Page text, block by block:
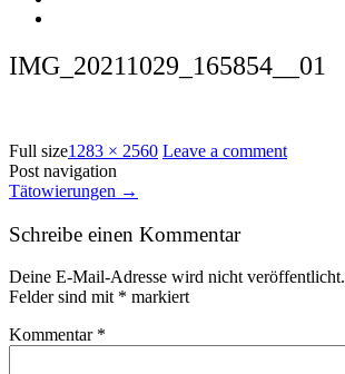
IMG_20211029_165854__01
Full size1283 × 2560 Leave a comment
Post navigation
Tätowierungen →
Schreibe einen Kommentar
Deine E-Mail-Adresse wird nicht veröffentlicht.
Felder sind mit * markiert
Kommentar *